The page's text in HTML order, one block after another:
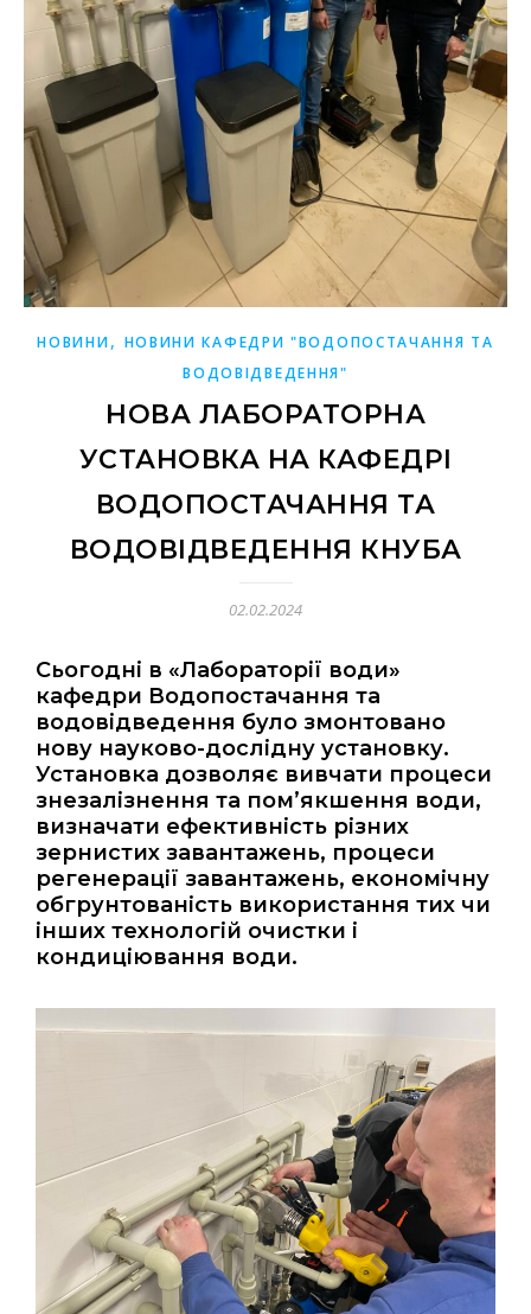
НОВИНИ, НОВИНИ КАФЕДРИ "ВОДОПОСТАЧАННЯ ТА
ВОДОВІДВЕДЕННЯ"
НОВА ЛАБОРАТОРНА
УСТАНОВКА НА КАФЕДРІ
ВОДОПОСТАЧАННЯ ТА
ВОДОВІДВЕДЕННЯ КНУБА
02.02.2024
Сьогодні в «Лабораторії води»
кафедри Водопостачання та
водовідведення було змонтовано
нову науково-дослідну установку.
Установка дозволяє вивчати процеси
знезалізнення та пом’якшення води,
визначати ефективність різних
зернистих завантажень, процеси
регенерації завантажень, економічну
обгрунтованість використання тих чи
інших технологій очистки і
кондиціювання води.